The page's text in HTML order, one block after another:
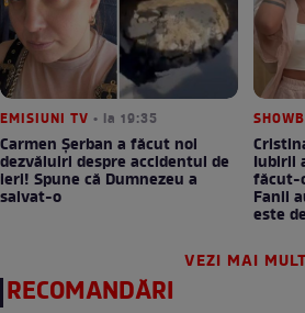
EMISIUNI TV • la 19:35
Carmen Șerban a făcut noi
dezvăluiri despre accidentul de
ieri! Spune că Dumnezeu a
salvat-o
Iubirii
făcut-
Fanii
este
VEZI MAI MULT
RECOMANDĂRI